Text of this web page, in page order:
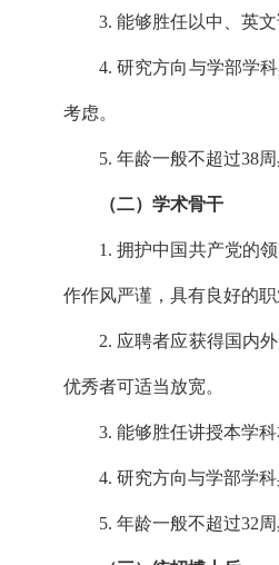
3. 能够胜任以中、英
4. 研究方向与学部学
考虑。
5. 年龄一般不超过38
（二）学术骨干
1. 拥护中国共产党的
作作风严谨，具有良好的
2. 应聘者应获得国内
优秀者可适当放宽。
3. 能够胜任讲授本学科
4. 研究方向与学部学
5. 年龄一般不超过32